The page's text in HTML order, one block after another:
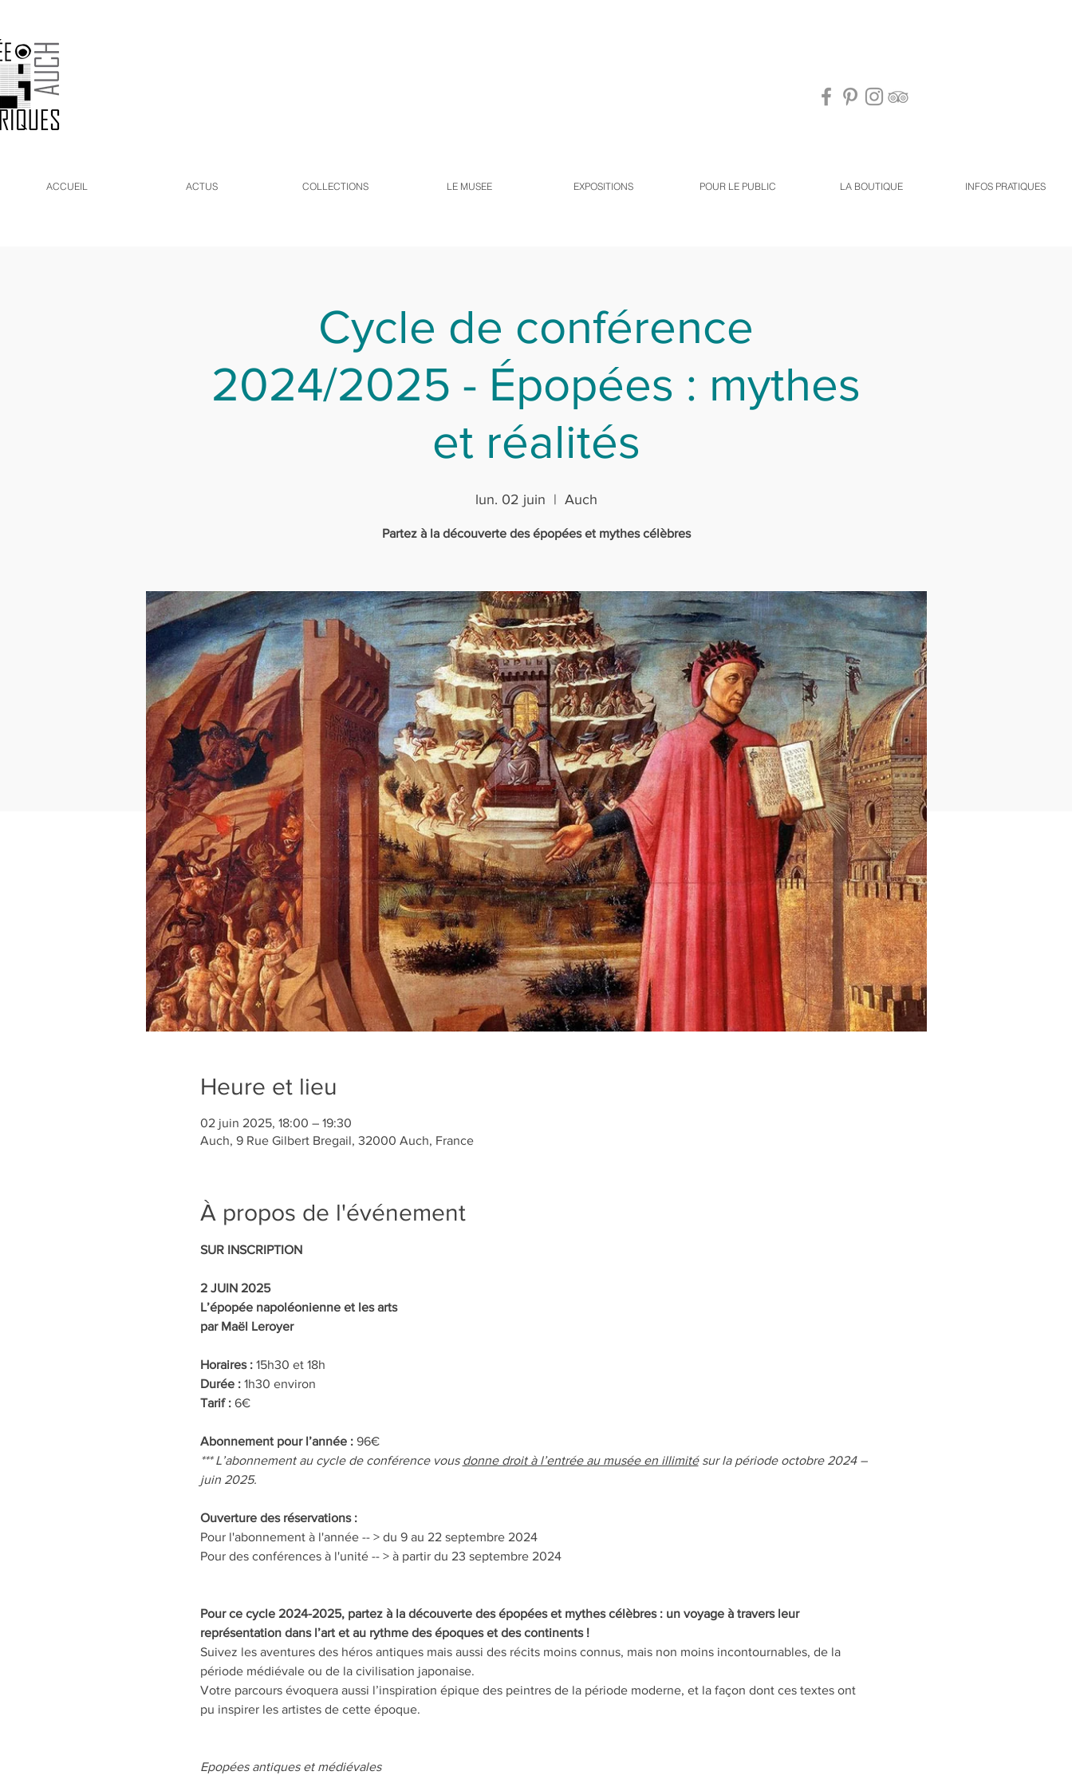
ACCUEIL ACTUS COLLECTIONS LE MUSEE EXPOSITIONS POUR LE PUBLIC LA BOUTIQUE INFOS PRATIQUES
Cycle de conférence
2024/2025 - Épopées : mythes
et réalités
lun. 02 juin
  |
Auch
Partez à la découverte des épopées et mythes célèbres
Heure et lieu
02 juin 2025, 18:00 – 19:30
Auch, 9 Rue Gilbert Bregail, 32000 Auch, France
À propos de l'événement
SUR INSCRIPTION
2 JUIN 2025
L’épopée napoléonienne et les arts
par Maël Leroyer
Horaires : 15h30 et 18h
Durée : 1h30 environ
Tarif : 6€
Abonnement pour l’année : 96€
*** L’abonnement au cycle de conférence vous donne droit à l’entrée au musée en illimité sur la période octobre 2024 –
juin 2025.
Ouverture des réservations :
Pour l'abonnement à l'année -- > du 9 au 22 septembre 2024
Pour des conférences à l'unité -- > à partir du 23 septembre 2024
Pour ce cycle 2024-2025, partez à la découverte des épopées et mythes célèbres : un voyage à travers leur
représentation dans l’art et au rythme des époques et des continents !
Suivez les aventures des héros antiques mais aussi des récits moins connus, mais non moins incontournables, de la
période médiévale ou de la civilisation japonaise.
Votre parcours évoquera aussi l’inspiration épique des peintres de la période moderne, et la façon dont ces textes ont
pu inspirer les artistes de cette époque.
Epopées antiques et médiévales